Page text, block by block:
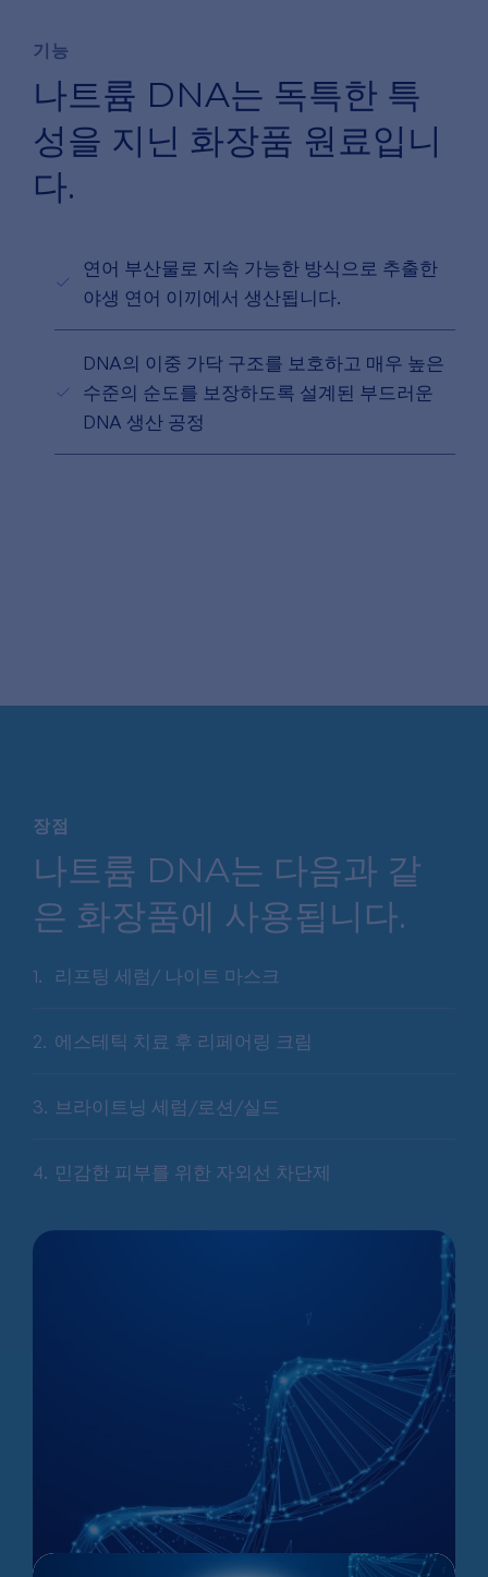
기능
나트륨 DNA는 독특한 특
성을 지닌 화장품 원료입니
다.
연어 부산물로 지속 가능한 방식으로 추출한
야생 연어 이끼에서 생산됩니다.
DNA의 이중 가닥 구조를 보호하고 매우 높은
수준의 순도를 보장하도록 설계된 부드러운
DNA 생산 공정
장점
나트륨 DNA는 다음과 같
은 화장품에 사용됩니다.
리프팅 세럼/ 나이트 마스크
에스테틱 치료 후 리페어링 크림
브라이트닝 세럼/로션/실드
민감한 피부를 위한 자외선 차단제